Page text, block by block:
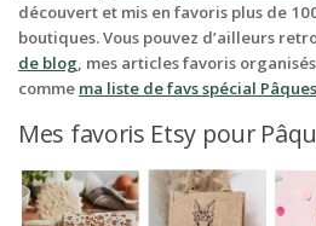
découvert et mis en favoris plus de
boutiques. Vous pouvez d’ailleurs
de blog, mes articles favoris
comme ma liste de favs spécial Pâques
Mes favoris Etsy pour